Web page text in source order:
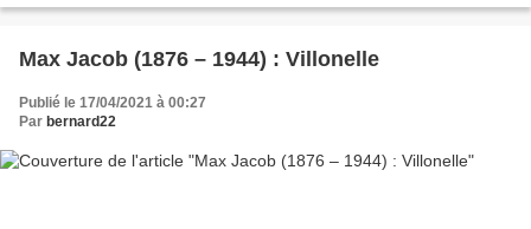
Max Jacob (1876 – 1944) : Villonelle
Publié le 17/04/2021 à 00:27
Par bernard22